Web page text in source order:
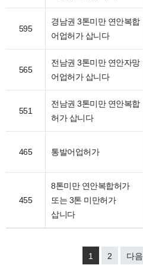
595
경남권 3톤미만 연안복합
어업허가 삽니다
565
전남권 3톤미만 연안자망
어업허가 삽니다
551
전남권 3톤미만 연안복합
허가 삽니다
465 통발어업허가
455
8톤미만 연안복합허가
또는 3톤 미만허가
삽니다
1 2 다음